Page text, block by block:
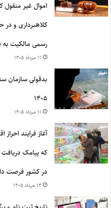
اموال غیر منقول
کلاهبرداری و در
رسمی مالکیت به
۱۱ مرداد ۱۴۰۵
بدقولی سازمان
۱۴۰۵
۱۱ مرداد ۱۴۰۵
آغاز فرایند
که پیامک دریافت
در کشور فرصت
۱۴ مرداد ۱۴۰۵